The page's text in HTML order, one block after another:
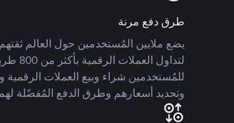
طرق دفع مرنة
للمُستخدمين شراء وبيع العملات الرقمية
وتحديد أسعارهم وطرق الدفع المُفضّلة